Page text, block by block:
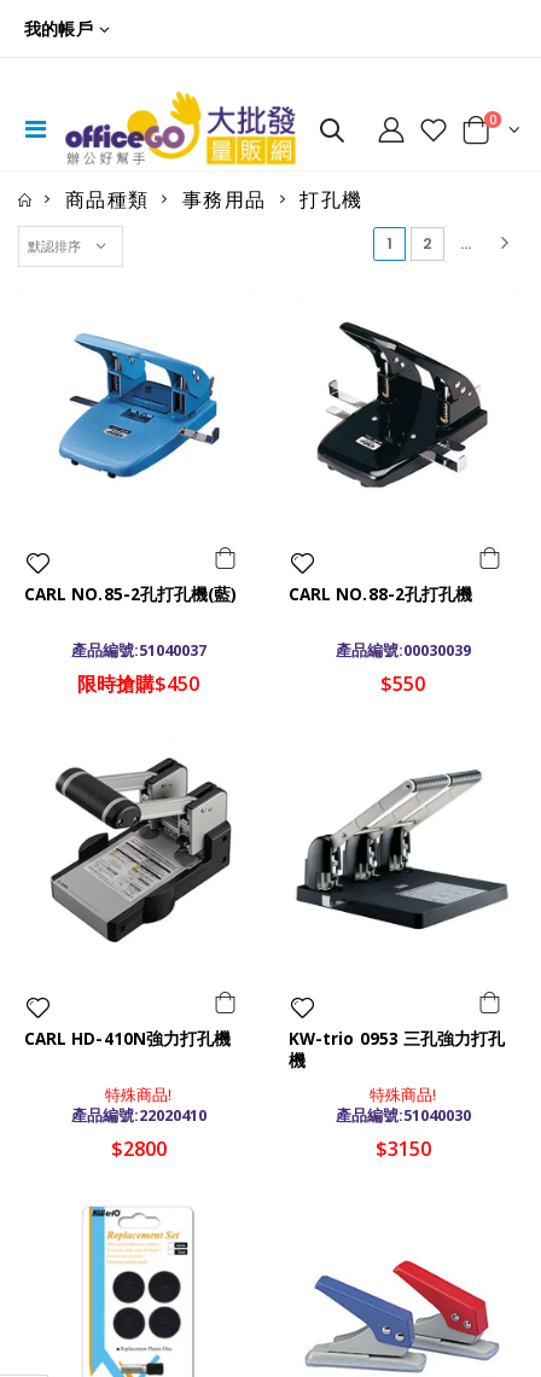
我的帳戶
0
商品種類 事務用品 打孔機
1 (current)
2 ...
CARL NO.85-2孔打孔機(藍)
產品編號:51040037
限時搶購$450
CARL NO.88-2孔打孔機
產品編號:00030039
$550
CARL HD-410N強力打孔機
特殊商品!
產品編號:22020410
$2800
KW-trio 0953 三孔強力打孔
機
特殊商品!
產品編號:51040030
$3150